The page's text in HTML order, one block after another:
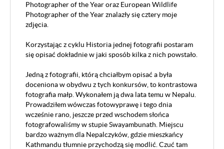
Photographer of the Year oraz European Wildlife
Photographer of the Year znalazły się cztery moje
zdjęcia.
Korzystając z cyklu Historia jednej fotografii postaram
się opisać dokładnie w jaki sposób kilka z nich powstało.
Jedną z fotografii, którą chciałbym opisać a była
doceniona w obydwu z tych konkursów, to kontrastowa
fotografia małp. Wykonałem ją dwa lata temu w Nepalu.
Prowadziłem wówczas fotowyprawę i tego dnia
wcześnie rano, jeszcze przed wschodem słońca
fotografowaliśmy w stupie Swayambunath. Miejscu
bardzo ważnym dla Nepalczyków, gdzie mieszkańcy
Kathmandu tłumnie przychodzą się modlić. Czuć tam